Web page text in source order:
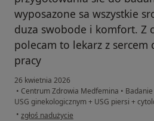
wyposazone sa wszystkie
duza swobode i komfort. Z
polecam to lekarz z
pracy
26 kwietnia 2026
• Centrum Zdrowia Medfemina •
USG ginekologicznym + USG piersi +
• w opinii użytkownika Katarzyna
zgłoś nadużycie